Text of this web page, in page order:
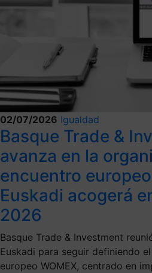
02/07/2026 Igualdad
Basque Trade &
avanza en la
encuentro
Euskadi acogerá
2026
Basque Trade & Investment
Euskadi para seguir definiendo
europeo WOMEX, centrado en